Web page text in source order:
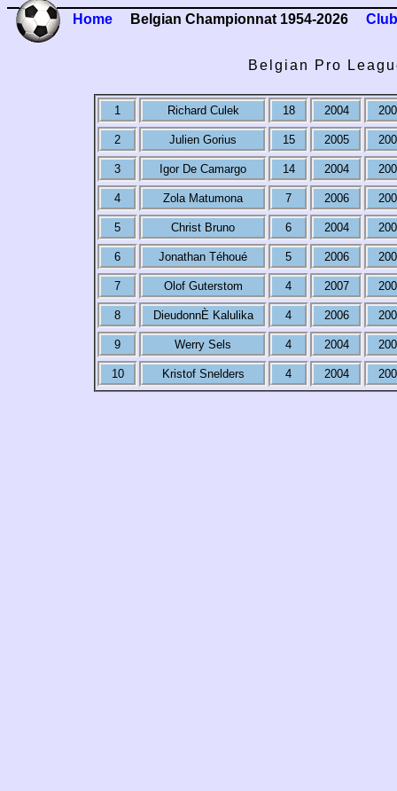
Home Belgian Championnat 1954-2026
Belgian Pro
1 Richard Culek 18 2004
2 Julien Gorius 15 2005
3 Igor De Camargo 14 2004
4 Zola Matumona 7 2006
5 Christ Bruno 6 2004
6 Jonathan Téhoué 5 2006
7 Olof Guterstom 4 2007
8 DieudonnÈ Kalulika 4 2006
9 Werry Sels 4 2004
10 Kristof Snelders 4 2004